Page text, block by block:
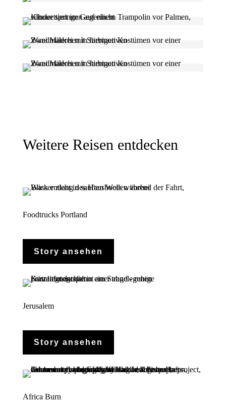
Weitere Reisen entdecken
Foodtrucks Portland
Story ansehen
Jerusalem
Story ansehen
Africa Burn